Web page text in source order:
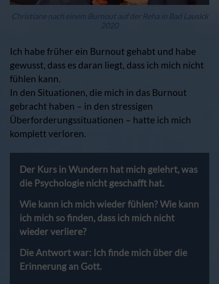
Christiane nach einem Burnout auf der Reha in Bad Lausick
2020
Ich habe früher ein Burnout gehabt und habe
gewusst, dass es daran liegt, dass ich mich nicht
fühlen kann.
In den Situationen, die mich in das Burnout
gebracht haben – in den stressigen
Überforderungssituationen – hatte ich mich
komplett verloren.
Der Kurs in Wundern hat mich gelehrt, was
die Psychologie nicht geschafft hat.
Wie kann ich mich wieder fühlen? Wie kann
ich mich so finden, dass ich mich nicht
wieder verliere?
Die Antwort war: Ich finde mich über die
Erinnerung an Gott.